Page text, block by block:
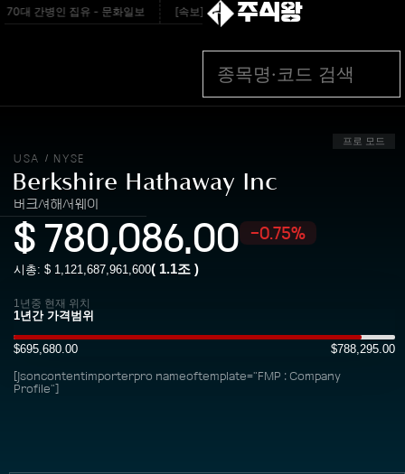
대 간병인 집유 - 문화일보 [속보] 태풍 ‘찬홈’ 일본 뚫고 동해 진입...폭염 기
주식왕
프로 모드
USA / NYSE
Berkshire Hathaway Inc
버크셔해서웨이
$ 780,086.00 -0.75%
시총: $ 1,121,687,961,600( 1.1조 )
1년중 현재 위치
$695,680.00 $788,295.00
[jsoncontentimporterpro nameoftemplate="FMP : Company
Profile"]